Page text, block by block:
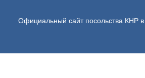
Официальный сайт посольства КНР